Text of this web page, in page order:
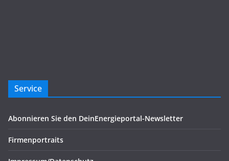
Service
Abonnieren Sie den DeinEnergieportal-Newsletter
Firmenportraits